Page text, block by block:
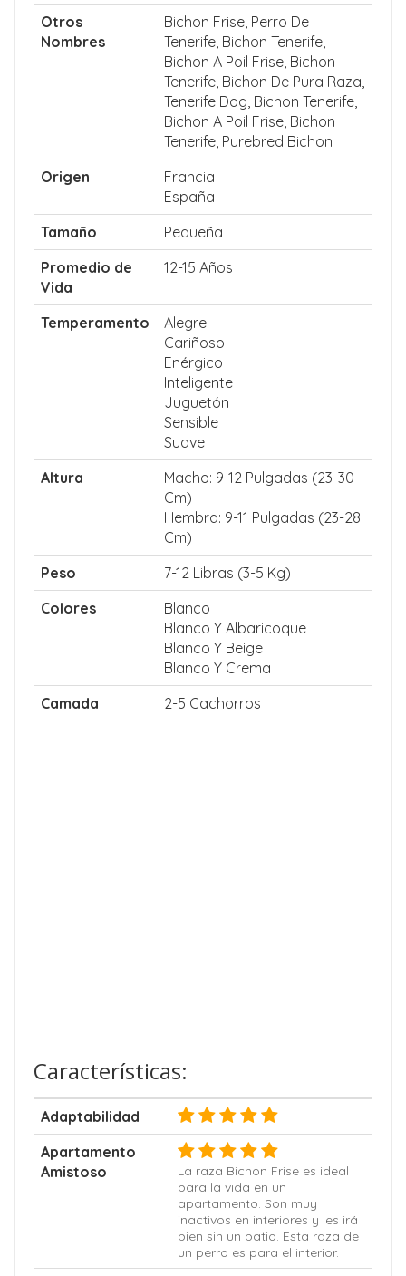
Otros
Nombres
Bichon Frise, Perro De
Tenerife, Bichon Tenerife,
Bichon A Poil Frise, Bichon
Tenerife, Bichon De Pura Raza,
Tenerife Dog, Bichon Tenerife,
Bichon A Poil Frise, Bichon
Tenerife, Purebred Bichon
Origen
Francia
España
Tamaño
Pequeña
Promedio de
Vida
12-15 Años
Temperamento
Alegre
Cariñoso
Enérgico
Inteligente
Juguetón
Sensible
Suave
Altura
Macho: 9-12 Pulgadas (23-30
Cm)
Hembra: 9-11 Pulgadas (23-28
Cm)
Peso
7-12 Libras (3-5 Kg)
Colores
Blanco
Blanco Y Albaricoque
Blanco Y Beige
Blanco Y Crema
Camada
2-5 Cachorros
Características:
Adaptabilidad
Apartamento
Amistoso
La raza Bichon Frise es ideal
para la vida en un
apartamento. Son muy
inactivos en interiores y les irá
bien sin un patio. Esta raza de
un perro es para el interior.